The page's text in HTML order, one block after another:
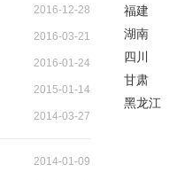
2016-12-28
2016-03-21
2016-01-24
2015-01-14
2014-03-27
2014-01-09
福建
湖南
四川
甘肃
黑龙江